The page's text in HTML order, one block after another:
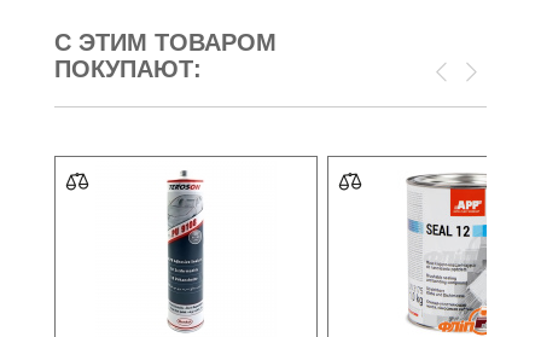
С ЭТИМ ТОВАРОМ
ПОКУПАЮТ: